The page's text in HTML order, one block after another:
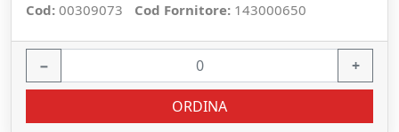
Cod: 00309073 Cod Fornitore: 143000650
− +
ORDINA